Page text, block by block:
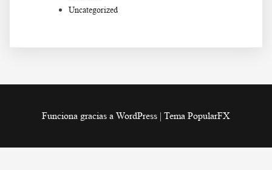
Uncategorized
Funciona gracias a WordPress | Tema PopularFX